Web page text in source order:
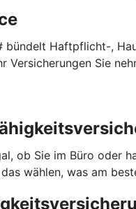
bündelt Haftpflicht-,
Versicherungen Sie
ob Sie im Büro oder
wählen, was am